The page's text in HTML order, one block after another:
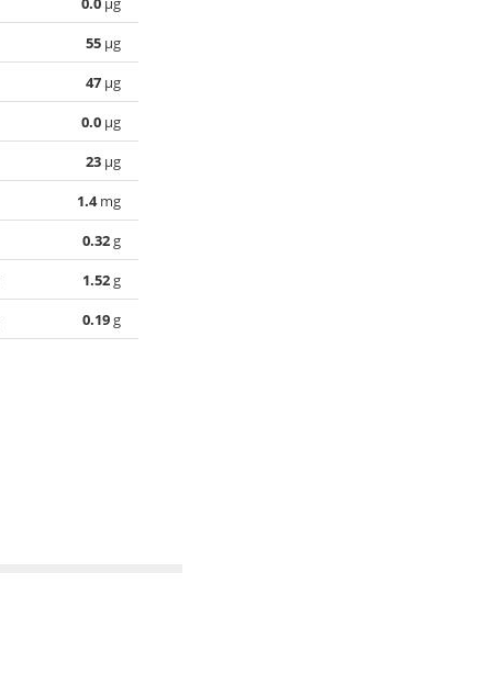
55 µg
47 µg
0.0 µg
23 µg
1.4mg
0.32g
1.52g
0.19g